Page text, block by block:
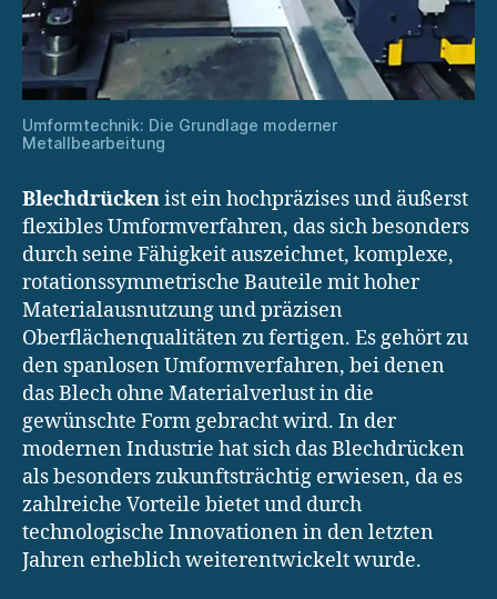
Umformtechnik: Die Grundlage moderner
Metallbearbeitung
Blechdrückenist ein hochpräzises und äußerst
flexibles Umformverfahren, das sich besonders
durch seine Fähigkeit auszeichnet, komplexe,
rotationssymmetrische Bauteile mit hoher
Materialausnutzung und präzisen
Oberflächenqualitäten zu fertigen. Es gehört zu
den spanlosen Umformverfahren, bei denen
das Blech ohne Materialverlust in die
gewünschte Form gebracht wird. In der
modernen Industrie hat sich das Blechdrücken
als besonders zukunftsträchtig erwiesen, da es
zahlreiche Vorteile bietet und durch
technologische Innovationen in den letzten
Jahren erheblich weiterentwickelt wurde.